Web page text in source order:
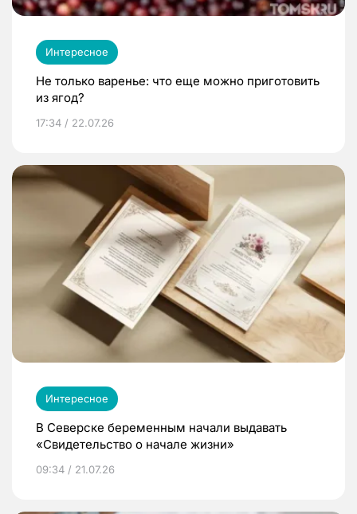
Интересное
Не только варенье: что еще можно приготовить
из ягод?
17:34 / 22.07.26
Интересное
В Северске беременным начали выдавать
«Свидетельство о начале жизни»
09:34 / 21.07.26